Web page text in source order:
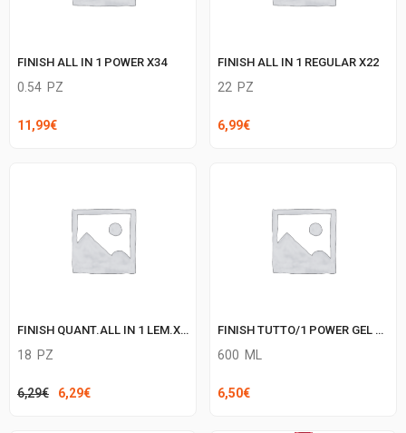
FINISH ALL IN 1 POWER X34
0.54 PZ
11,99€
FINISH ALL IN 1 REGULAR X22
22 PZ
6,99€
FINISH QUANT.ALL IN 1 LEM.X18
18 PZ
6,29€
Il
6,29€Il
FINISH TUTTO/1 POWER GEL LEMON
600 ML
6,50€